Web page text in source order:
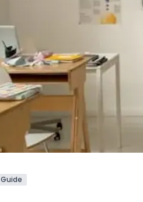
Guide